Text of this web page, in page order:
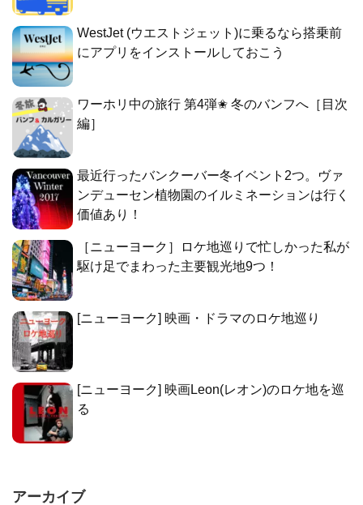
WestJet (ウエストジェット)に乗るなら搭乗前
にアプリをインストールしておこう
ワーホリ中の旅行 第4弾✬ 冬のバンフへ［目次
編］
最近行ったバンクーバー冬イベント2つ。ヴァ
ンデューセン植物園のイルミネーションは行く
価値あり！
［ニューヨーク］ロケ地巡りで忙しかった私が
駆け足でまわった主要観光地9つ！
[ニューヨーク] 映画・ドラマのロケ地巡り
[ニューヨーク] 映画Leon(レオン)のロケ地を巡
る
アーカイブ